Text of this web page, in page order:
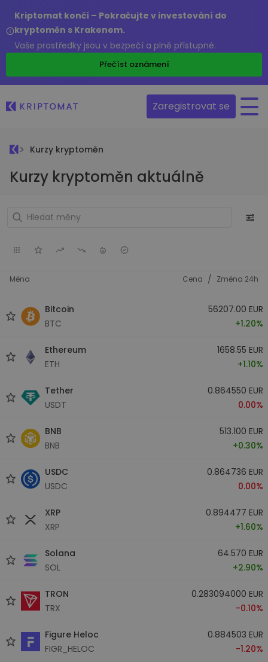
Kriptomat končí – Pokračujte v investování do
kryptoměn s Krakenem.
Vaše prostředky jsou v bezpečí a plně přístupné.
Přečíst oznámení
Zaregistrovat se
Kurzy kryptoměn
Kurzy kryptoměn aktuálně
Měna Cena / Změna 24h
Bitcoin
BTC
56207.00 EUR
+1.20%
Ethereum
ETH
1658.55 EUR
+1.10%
Tether
USDT
0.864550 EUR
0.00%
BNB
BNB
513.100 EUR
+0.30%
USDC
USDC
0.864736 EUR
0.00%
XRP
XRP
0.894477 EUR
+1.60%
Solana
SOL
64.570 EUR
+2.90%
TRON
TRX
0.283094000 EUR
-0.10%
Figure Heloc
FIGR_HELOC
0.884503 EUR
-1.20%